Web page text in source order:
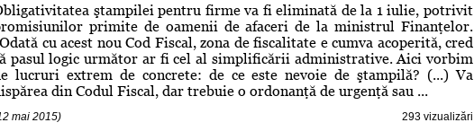
ştampilei pentru firme va fi eliminată de la 1 iulie, potrivit
primite de oamenii de afaceri de la ministrul Finanţelor.
cu acest nou Cod Fiscal, zona de fiscalitate e cumva acoperită, cred
pasul logic următor ar fi cel al simplificării administrative. Aici vorbim
lucruri extrem de concrete: de ce este nevoie de ştampilă? (...) Va
din Codul Fiscal, dar trebuie o ordonanţă de urgenţă sau ...
mai 2015) 293 vizualizări